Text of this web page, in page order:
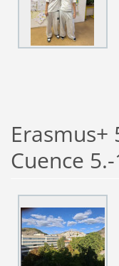
Erasmus+
Cuence